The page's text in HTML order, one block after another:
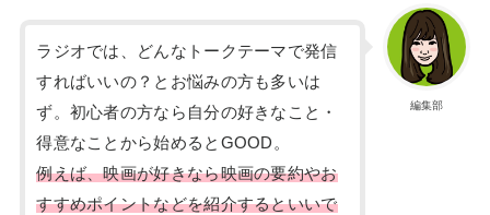
編集部
ラジオでは、どんなトークテーマで発信
すればいいの？とお悩みの方も多いは
ず。初心者の方なら自分の好きなこと・
得意なことから始めるとGOOD。
例えば、映画が好きなら映画の要約やお
すすめポイントなどを紹介するといいで